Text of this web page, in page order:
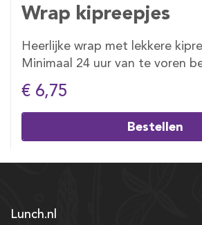
Wrap kipreepjes
Heerlijke wrap met lekkere
Minimaal 24 uur van te voren
€ 6,75
Bestellen
Lunch.nl